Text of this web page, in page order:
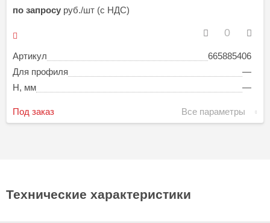
Артикул
665885406
Для профиля
—
H, мм
—
по запросу руб./шт (с НДС)
Под заказ Все параметры
Технические характеристики